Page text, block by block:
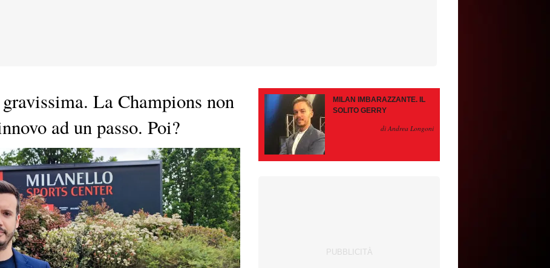
gravissima. La Champions non
ad un passo. Poi?
MILAN IMBARAZZANTE. IL
SOLITO GERRY
di Andrea Longoni